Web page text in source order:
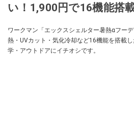
い！1,900円で16機能搭
ワークマン「エックスシェルター暑熱αフー
熱・UVカット・気化冷却など16機能を搭載
学・アウトドアにイチオシです。